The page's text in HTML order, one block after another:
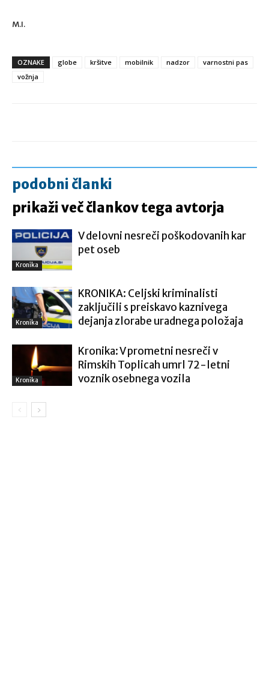
M.I.
OZNAKE globe kršitve mobilnik nadzor
varnostni pas
vožnja
podobni članki
prikaži več člankov tega avtorja
Kronika
V delovni nesreči poškodovanih kar
pet oseb
Kronika
KRONIKA: Celjski kriminalisti
zaključili s preiskavo kaznivega
dejanja zlorabe uradnega položaja
Kronika
Kronika: V prometni nesreči v
Rimskih Toplicah umrl 72-letni
voznik osebnega vozila